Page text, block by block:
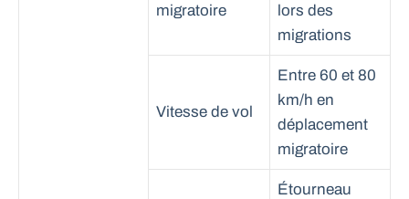
migratoire
lors des
migrations
Vitesse de vol
Entre 60 et 80
km/h en
déplacement
migratoire
Étourneau